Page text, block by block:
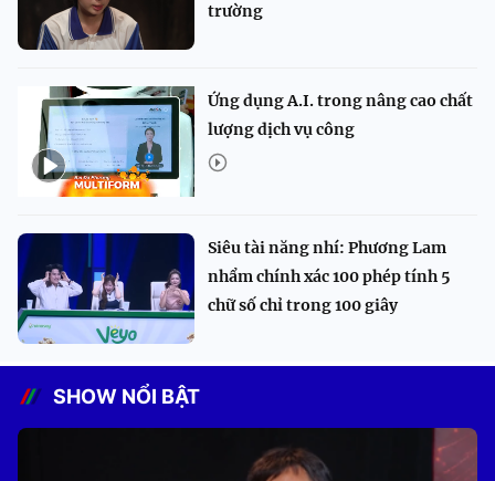
trường
Ứng dụng A.I. trong nâng cao chất
lượng dịch vụ công
Siêu tài năng nhí: Phương Lam
nhẩm chính xác 100 phép tính 5
chữ số chỉ trong 100 giây
SHOW NỔI BẬT